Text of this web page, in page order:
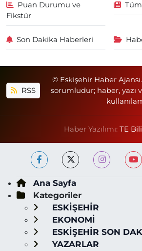
Puan Durumu ve
Fikstür
Son Dakika Haberleri
RSS
© Eskişehir Haber
sorumludur; haber, yazı
Haber Yazılımı: TE
Ana Sayfa
Kategoriler
ESKİŞEHİR
EKONOMİ
ESKİŞEHİR SON
YAZARLAR